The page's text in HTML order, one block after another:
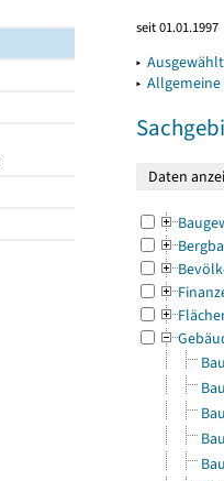
seit 01.01.1997
▸
▸